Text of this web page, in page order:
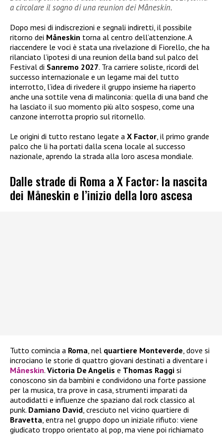
a circolare il sogno di una reunion dei Måneskin.
Dopo mesi di indiscrezioni e segnali indiretti, il possibile
ritorno dei Måneskin torna al centro dell’attenzione. A
riaccendere le voci è stata una rivelazione di Fiorello, che ha
rilanciato l’ipotesi di una reunion della band sul palco del
Festival di Sanremo 2027. Tra carriere soliste, ricordi del
successo internazionale e un legame mai del tutto
interrotto, l’idea di rivedere il gruppo insieme ha riaperto
anche una sottile vena di malinconia: quella di una band che
ha lasciato il suo momento più alto sospeso, come una
canzone interrotta proprio sul ritornello.
Le origini di tutto restano legate a X Factor , il primo grande
palco che li ha portati dalla scena locale al successo
nazionale, aprendo la strada alla loro ascesa mondiale.
Dalle strade di Roma a X Factor: la nascita
dei Måneskin e l’inizio della loro ascesa
Tutto comincia a Roma , nel quartiere Monteverde , dove si
incrociano le storie di quattro giovani destinati a diventare i
Måneskin. Victoria De Angelis e Thomas Raggi si
conoscono sin da bambini e condividono una forte passione
per la musica, tra prove in casa, strumenti imparati da
autodidatti e influenze che spaziano dal rock classico al
punk. Damiano David , cresciuto nel vicino quartiere di
Bravetta , entra nel gruppo dopo un iniziale rifiuto: viene
giudicato troppo orientato al pop, ma viene poi richiamato